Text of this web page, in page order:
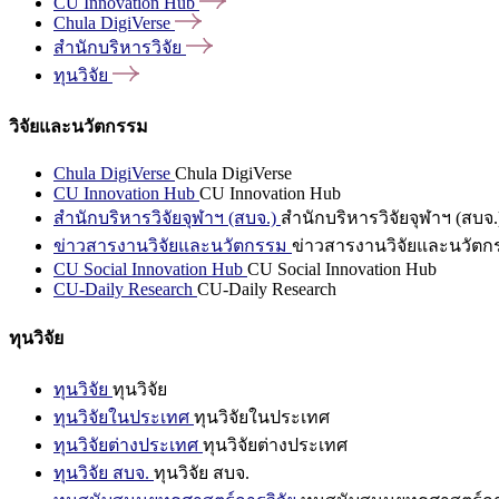
Chula DigiVerse
สำนักบริหารวิจัย
ทุนวิจัย
วิจัยและนวัตกรรม
Chula DigiVerse Chula DigiVerse
CU Innovation Hub CU Innovation Hub
สำนักบริหารวิจัยจุฬาฯ (สบจ.) สำนักบริหารวิจัยจุฬาฯ (สบจ
ข่าวสารงานวิจัยและนวัตกรรม ข่าวสารงานวิจัยและนวัตก
CU Social Innovation Hub CU Social Innovation Hub
CU-Daily Research CU-Daily Research
ทุนวิจัย
ทุนวิจัย ทุนวิจัย
ทุนวิจัยในประเทศ ทุนวิจัยในประเทศ
ทุนวิจัยต่างประเทศ ทุนวิจัยต่างประเทศ
ทุนวิจัย สบจ. ทุนวิจัย สบจ.